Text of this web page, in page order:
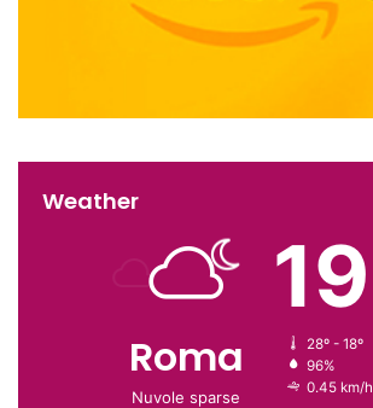
Weather
Roma
Nuvole sparse
19
28º - 18º
96%
0.45 km/h